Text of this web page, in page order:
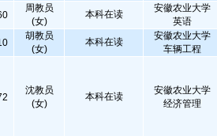
周教员
(女)
本科在读
安徽农业大学
英语
胡教员
(女)
本科在读
安徽农业大学
车辆工程
沈教员
(女)
本科在读
安徽农业大学
经济管理